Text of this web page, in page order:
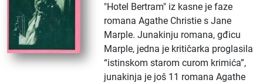
"Hotel Bertram" iz kasne je faze
romana Agathe Christie s Jane
Marple. Junakinju romana, gđicu
Marple, jedna je kritičarka proglasila
“istinskom starom curom krimića”,
junakinja je još 11 romana Agathe